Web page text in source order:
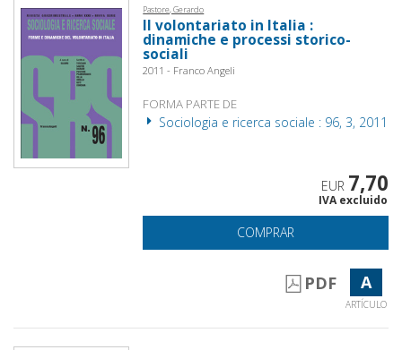
Pastore, Gerardo
Il volontariato in Italia :
dinamiche e processi storico-
sociali
2011 - Franco Angeli
FORMA PARTE DE
Sociologia e ricerca sociale : 96, 3, 2011
EUR 7,70
IVA excluido
COMPRAR
PDF A
ARTÍCULO